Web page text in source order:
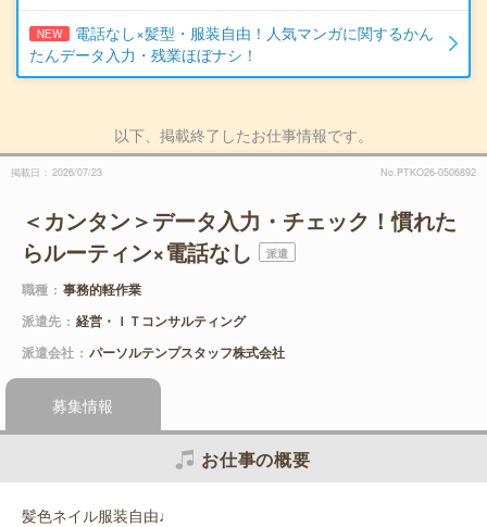
NEW
電話なし×髪型・服装自由！人気マンガに関するかん
たんデータ入力・残業ほぼナシ！
以下、掲載終了したお仕事情報です。
掲載日 2026/07/23 No.PTKO26-0506892
＜カンタン＞データ入力・チェック！慣れた
らルーティン×電話なし
派遣
職種
事務的軽作業
派遣先
経営・ＩＴコンサルティング
派遣会社
パーソルテンプスタッフ株式会社
募集情報
お仕事の概要
髪色ネイル服装自由♩